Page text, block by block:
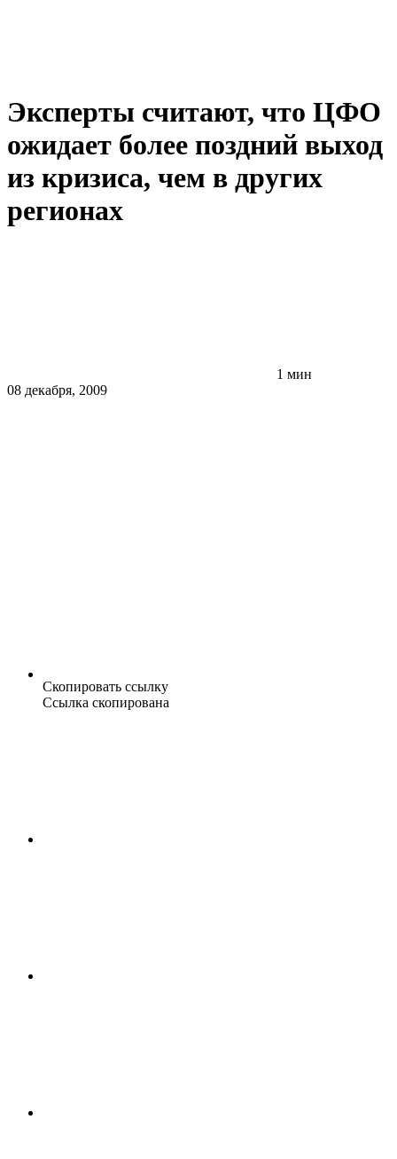
Эксперты считают, что ЦФО
ожидает более поздний выход
из кризиса, чем в других
регионах
1 мин
08 декабря, 2009
Скопировать ссылку
Ссылка скопирована